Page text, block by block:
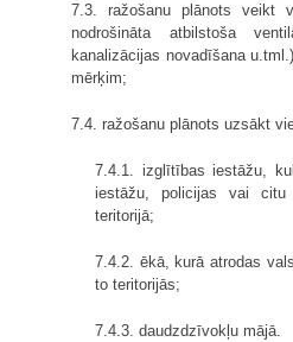
7.3. ražošanu plānots veikt
nodrošināta atbilstoša
kanalizācijas novadīšana
mērķim;
7.4. ražošanu plānots uzsākt
7.4.1. izglītības iestāžu,
iestāžu, policijas vai citu
teritorijā;
7.4.2. ēkā, kurā atrodas
to teritorijās;
7.4.3. daudzdzīvokļu mājā.